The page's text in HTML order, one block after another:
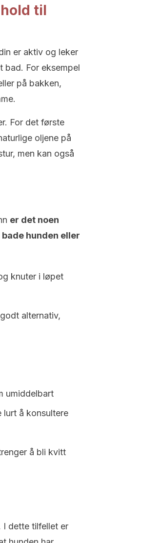
til
er aktiv og leker
bad. For eksempel
på bakken,
For det første
oljene på
men kan også
er det noen
hunden eller
knuter i løpet
alternativ,
umiddelbart
å konsultere
å bli kvitt
I dette tilfellet er